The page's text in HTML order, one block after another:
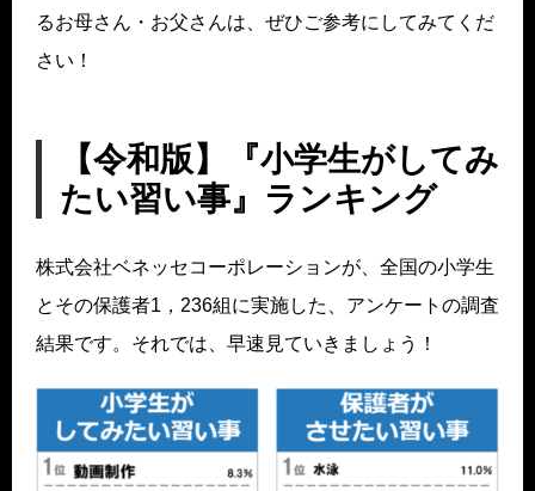
るお母さん・お父さんは、ぜひご参考にしてみてくだ
さい！
【令和版】『小学生がしてみ
たい習い事』ランキング
株式会社ベネッセコーポレーションが、全国の小学生
とその保護者1，236組に実施した、アンケートの調査
結果です。それでは、早速見ていきましょう！